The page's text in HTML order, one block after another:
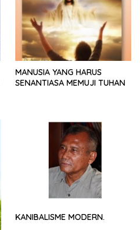
MANUSIA YANG HARUS
SENANTIASA MEMUJI TUHAN
KANIBALISME MODERN.